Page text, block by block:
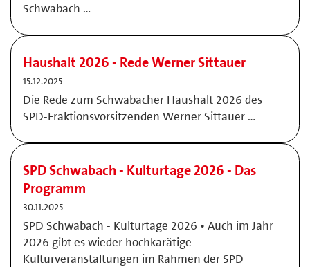
Schwabach …
Haushalt 2026 - Rede Werner Sittauer
15.12.2025
Die Rede zum Schwabacher Haushalt 2026 des
SPD-Fraktionsvorsitzenden Werner Sittauer …
SPD Schwabach - Kulturtage 2026 - Das
Programm
30.11.2025
SPD Schwabach - Kulturtage 2026 • Auch im Jahr
2026 gibt es wieder hochkarätige
Kulturveranstaltungen im Rahmen der SPD